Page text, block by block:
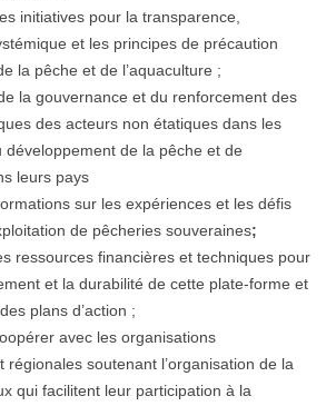
initiatives pour la transparence,
et les principes de précaution
la pêche et de l’aquaculture ;
la gouvernance et du renforcement des
des acteurs non étatiques dans les
développement de la pêche et de
leurs pays
sur les expériences et les défis
de pêcheries souveraines;
ressources financières et techniques pour
et la durabilité de cette plate-forme et
plans d’action ;
avec les organisations
régionales soutenant l’organisation de la
qui facilitent leur participation à la